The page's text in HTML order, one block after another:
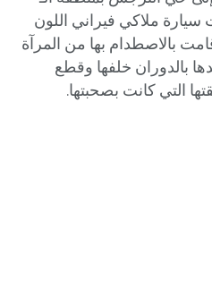
مايو، جاءت سيارة ملاكي فيراني اللون
بالاصطدام بها من المرآة
بالدوران خلفها وقطع
التي كانت بصحبتها.